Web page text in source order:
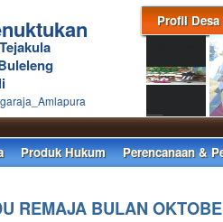
Profil Desa
Produk Hukum Perencanaan &
REMAJA BULAN